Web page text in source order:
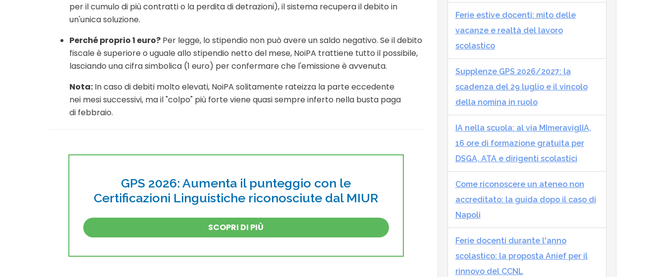
per il cumulo di più contratti o la perdita di detrazioni), il sistema recupera il debito in
un'unica soluzione.
Perché proprio 1 euro? Per legge, lo stipendio non può avere un saldo negativo. Se il debito
fiscale è superiore o uguale allo stipendio netto del mese, NoiPA trattiene tutto il possibile,
lasciando una cifra simbolica (1 euro) per confermare che l'emissione è avvenuta.
Nota: In caso di debiti molto elevati, NoiPA solitamente rateizza la parte eccedente
nei mesi successivi, ma il "colpo" più forte viene quasi sempre inferto nella busta paga
di febbraio.
GPS 2026: Aumenta il punteggio con le
Certificazioni Linguistiche riconosciute dal MIUR
SCOPRI DI PIÙ
Ferie estive docenti: mito delle
vacanze e realtà del lavoro
scolastico
Supplenze GPS 2026/2027: la
scadenza del 29 luglio e il vincolo
della nomina in ruolo
IA nella scuola: al via MImeraviglIA,
16 ore di formazione gratuita per
DSGA, ATA e dirigenti scolastici
Come riconoscere un ateneo non
accreditato: la guida dopo il caso di
Napoli
Ferie docenti durante l'anno
scolastico: la proposta Anief per il
rinnovo del CCNL